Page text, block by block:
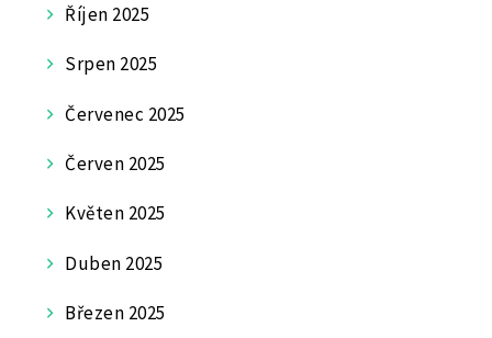
Říjen 2025
Srpen 2025
Červenec 2025
Červen 2025
Květen 2025
Duben 2025
Březen 2025